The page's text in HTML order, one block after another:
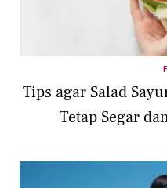
Tips agar Salad
Tetap Segar